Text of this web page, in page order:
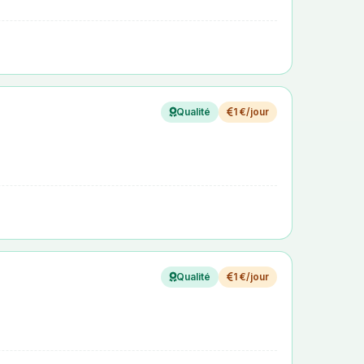
Qualité 1 €/jour
Qualité 1 €/jour